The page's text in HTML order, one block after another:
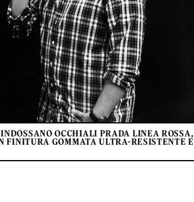
OCCHIALI PRADA LINEA ROSSA,
FINITURA GOMMATA ULTRA-RESISTENTE E